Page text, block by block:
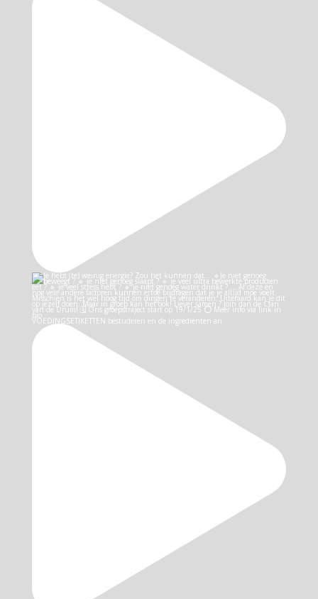
VOEDINGSETIKETTEN bestuderen en de ingrediënten an